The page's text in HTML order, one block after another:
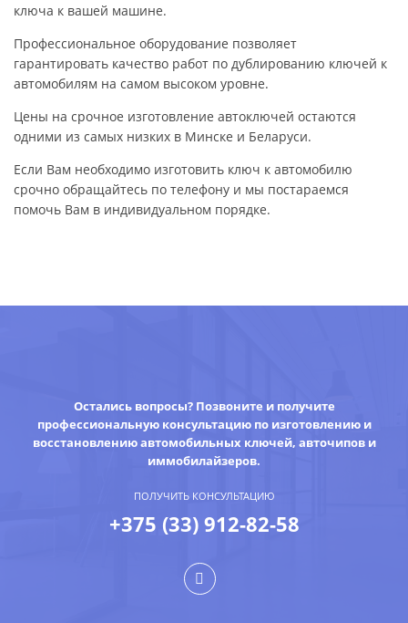
ключа к вашей машине.
Профессиональное оборудование позволяет
гарантировать качество работ по дублированию ключей к
автомобилям на самом высоком уровне.
Цены на срочное изготовление автоключей остаются
одними из самых низких в Минске и Беларуси.
Если Вам необходимо изготовить ключ к автомобилю
срочно обращайтесь по телефону и мы постараемся
помочь Вам в индивидуальном порядке.
Остались вопросы? Позвоните и получите
профессиональную консультацию по изготовлению и
восстановлению автомобильных ключей, авточипов и
иммобилайзеров.
ПОЛУЧИТЬ КОНСУЛЬТАЦИЮ
+375 (33) 912-82-58